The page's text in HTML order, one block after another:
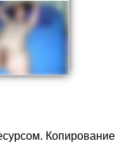
Копирование